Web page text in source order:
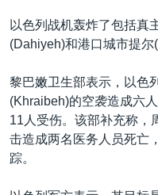
以色列战机轰炸了包括真
(Dahiyeh)和港口城市提尔
黎巴嫩卫生部表示，以色
(Khraibeh)的空袭造成六
11人受伤。该部补充称，
击造成两名医务人员死亡
踪。